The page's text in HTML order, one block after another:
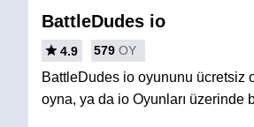
BattleDudes io
4.9 579 OY
BattleDudes io oyununu ücretsiz
oyna, ya da io Oyunları üzerinde